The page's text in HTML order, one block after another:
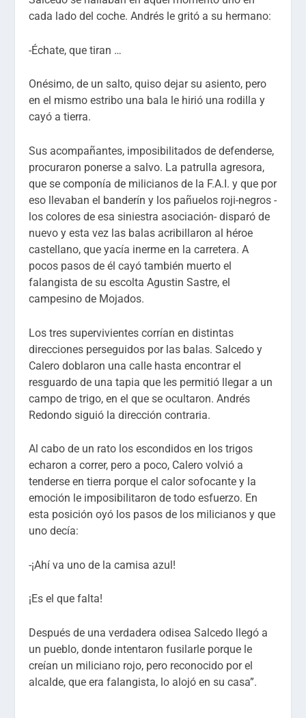
cada lado del coche. Andrés le gritó a su hermano:
-Échate, que tiran …
Onésimo, de un salto, quiso dejar su asiento, pero
en el mismo estribo una bala le hirió una rodilla y
cayó a tierra.
Sus acompañantes, imposibilitados de defenderse,
procuraron ponerse a salvo. La patrulla agresora,
que se componía de milicianos de la F.A.I. y que por
eso llevaban el banderín y los pañuelos roji-negros -
los colores de esa siniestra asociación- disparó de
nuevo y esta vez las balas acribillaron al héroe
castellano, que yacía inerme en la carretera. A
pocos pasos de él cayó también muerto el
falangista de su escolta Agustin Sastre, el
campesino de Mojados.
Los tres supervivientes corrían en distintas
direcciones perseguidos por las balas. Salcedo y
Calero doblaron una calle hasta encontrar el
resguardo de una tapia que les permitió llegar a un
campo de trigo, en el que se ocultaron. Andrés
Redondo siguió la dirección contraria.
Al cabo de un rato los escondidos en los trigos
echaron a correr, pero a poco, Calero volvió a
tenderse en tierra porque el calor sofocante y la
emoción le imposibilitaron de todo esfuerzo. En
esta posición oyó los pasos de los milicianos y que
uno decía:
-¡Ahí va uno de la camisa azul!
¡Es el que falta!
Después de una verdadera odisea Salcedo llegó a
un pueblo, donde intentaron fusilarle porque le
creían un miliciano rojo, pero reconocido por el
alcalde, que era falangista, lo alojó en su casa”.